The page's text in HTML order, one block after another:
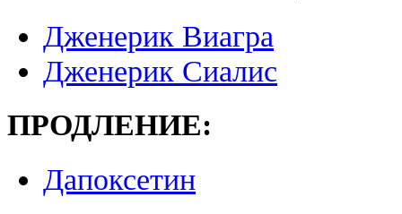
Дженерик Виагра
Дженерик Сиалис
ПРОДЛЕНИЕ:
Дапоксетин